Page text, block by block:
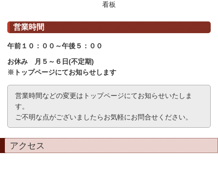
看板
営業時間
午前１０：００～午後５：００
お休み 月５～６日(不定期)
※トップページにてお知らせします
営業時間などの変更はトップページにてお知らせいたしま
す。
ご不明な点がございましたらお気軽にお問合せください。
アクセス